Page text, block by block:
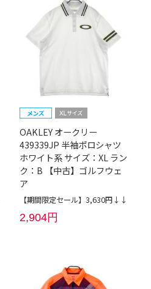
OAKLEY オークリー
439339JP 半袖ポロシャツ
ホワイト系 サイズ：XL ラン
ク：B 【中古】ゴルフウェ
ア
【期間限定セール】3,630円↓↓
2,904円